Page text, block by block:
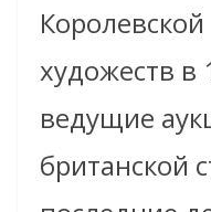
художеств в
ведущие
британской